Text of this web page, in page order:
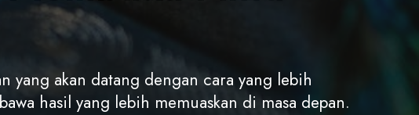
yang akan datang dengan cara yang lebih
hasil yang lebih memuaskan di masa depan.